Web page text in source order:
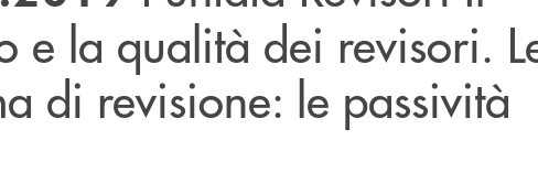
e la qualità dei revisori.
di revisione: le passività